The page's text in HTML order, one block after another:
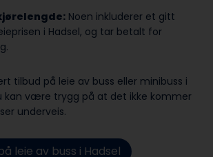
Noen inkluderer et gitt
i Hadsel, og tar betalt for
tilbud på leie av buss eller minibuss i
kan være trygg på at det ikke kommer
underveis.
leie av buss i Hadsel